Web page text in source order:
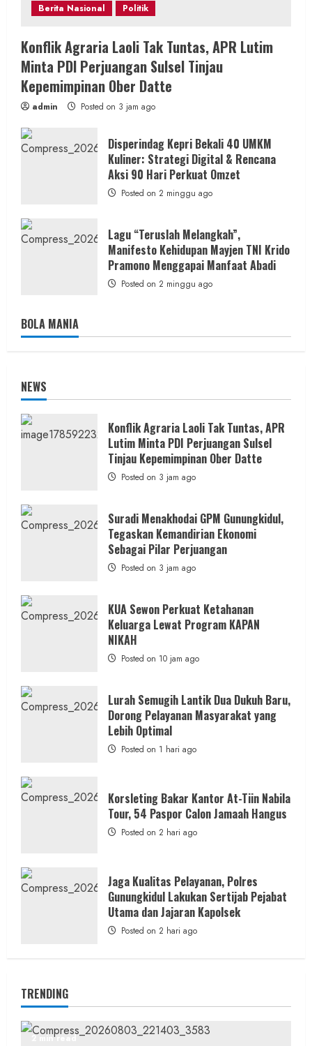
Berita Nasional Politik
Konflik Agraria Laoli Tak Tuntas, APR Lutim
Minta PDI Perjuangan Sulsel Tinjau
Kepemimpinan Ober Datte
admin Posted on 3 jam ago
Disperindag Kepri Bekali 40 UMKM
Kuliner: Strategi Digital & Rencana
Aksi 90 Hari Perkuat Omzet
Posted on 2 minggu ago
Lagu “Teruslah Melangkah”,
Manifesto Kehidupan Mayjen TNI Krido
Pramono Menggapai Manfaat Abadi
Posted on 2 minggu ago
BOLA MANIA
NEWS
Konflik Agraria Laoli Tak Tuntas, APR
Lutim Minta PDI Perjuangan Sulsel
Tinjau Kepemimpinan Ober Datte
Posted on 3 jam ago
Suradi Menakhodai GPM Gunungkidul,
Tegaskan Kemandirian Ekonomi
Sebagai Pilar Perjuangan ​
Posted on 3 jam ago
KUA Sewon Perkuat Ketahanan
Keluarga Lewat Program KAPAN
NIKAH
Posted on 10 jam ago
Lurah Semugih Lantik Dua Dukuh Baru,
Dorong Pelayanan Masyarakat yang
Lebih Optimal
Posted on 1 hari ago
Korsleting Bakar Kantor At-Tiin Nabila
Tour, 54 Paspor Calon Jamaah Hangus
Posted on 2 hari ago
Jaga Kualitas Pelayanan, Polres
Gunungkidul Lakukan Sertijab Pejabat
Utama dan Jajaran Kapolsek
Posted on 2 hari ago
TRENDING
2 min read